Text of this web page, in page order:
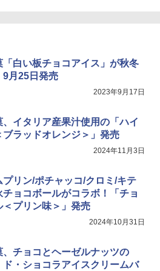
「白い板チョコアイス」が秋冬
9月25日発売
2023年9月17日
、イタリア産果汁使用の「ハイ
ブラッドオレンジ＞」発売
2024年11月3日
プリン/ポチャッコ/クロミ/キテ
チョコボールがコラボ！「チョ
＜プリン味＞」発売
2024年10月31日
、チョコとヘーゼルナッツの
ド・ショコラアイスクリームバ